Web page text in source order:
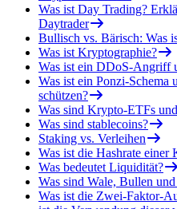
Was ist Day Trading?
Daytrader
Bullisch vs. Bärisch: Was
Was ist Kryptographie?
Was ist ein DDoS-Angriff
Was ist ein Ponzi-Schema
schützen?
Was sind Krypto-ETFs
Was sind stablecoins?
Staking vs. Verleihen
Was ist die Hashrate einer
Was bedeutet Liquidität?
Was sind Wale, Bullen
Was ist die Zwei-Faktor-